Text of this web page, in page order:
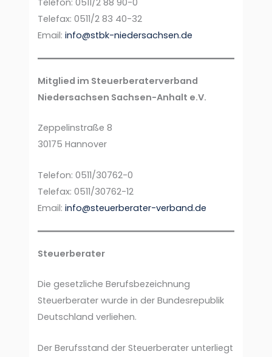
Telefax: 0511/2 83 40-32
Email:info@stbk-niedersachsen.de
Mitglied im Steuerberaterverband
Niedersachsen Sachsen-Anhalt e.V.
Zeppelinstraße 8
30175 Hannover
Telefon: 0511/30762-0
Telefax: 0511/30762-12
Email:info@steuerberater-verband.de
Steuerberater
Die gesetzliche Berufsbezeichnung
Steuerberater wurde in der Bundesrepublik
Deutschland verliehen.
Der Berufsstand der Steuerberater unterliegt